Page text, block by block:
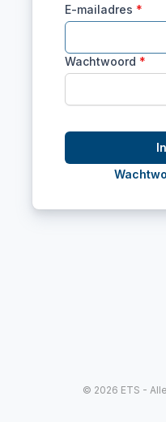
E-mailadres *
Wachtwoord *
© 2026 ETS -